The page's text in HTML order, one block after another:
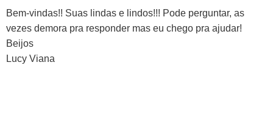
Bem-vindas!! Suas lindas e lindos!!! Pode perguntar, as
vezes demora pra responder mas eu chego pra ajudar!
Beijos
Lucy Viana